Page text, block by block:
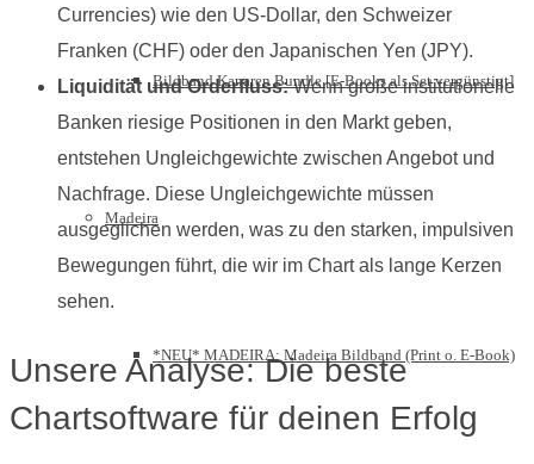
Bildband Kanaren Bundle [E-Books als Set vergünstigt]
Madeira
*NEU* MADEIRA: Madeira Bildband (Print o. E-Book)
Currencies) wie den US-Dollar, den Schweizer
Franken (CHF) oder den Japanischen Yen (JPY).
Liquidität und Orderfluss:Wenn große institutionelle
Banken riesige Positionen in den Markt geben,
entstehen Ungleichgewichte zwischen Angebot und
Nachfrage. Diese Ungleichgewichte müssen
ausgeglichen werden, was zu den starken, impulsiven
Bewegungen führt, die wir im Chart als lange Kerzen
sehen.
Unsere Analyse: Die beste
Chartsoftware für deinen Erfolg